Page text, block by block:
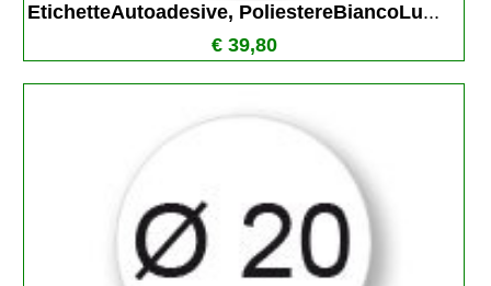
EtichetteAutoadesive, PoliestereBiancoLu...
€ 39,80